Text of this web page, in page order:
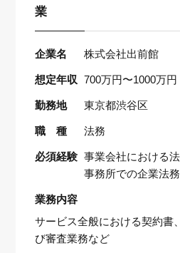
業
企業名 株式会社出前館
想定年収 700万円〜1000万円
勤務地 東京都渋谷区
職 種 法務
必須経験 事業会社における
事務所での企業法
業務内容
サービス全般における契約書
び審査業務など